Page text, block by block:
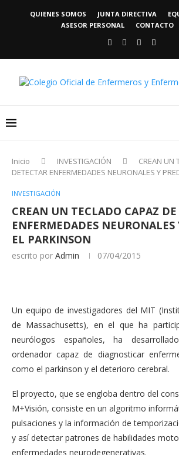
QUIENES SOMOS JUNTA DIRECTIVA
ASESOR PERSONAL
CONTACTO
Inicio INVESTIGACIÓN
CREAN UN
DETECTAR ENFERMEDADES NEURONALES Y
INVESTIGACIÓN
CREAN UN TECLADO CAPAZ
ENFERMEDADES NEURONALES
EL PARKINSON
escrito por Admin 07/04/2015
Un equipo de investigadores del MIT
de Massachusetts), en el que ha
neurólogos españoles, ha
ordenador capaz de diagnosticar
como el parkinson y el deterioro cerebral.
El proyecto, que se engloba dentro del
M+Visión, consiste en un algoritmo
pulsaciones y la información de
y así detectar patrones de habilidades
enfermedades neurodegenerativas.